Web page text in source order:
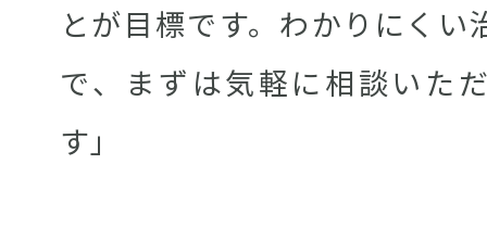
とが目標です。わかりにく
で、まずは気軽に相談いた
す」